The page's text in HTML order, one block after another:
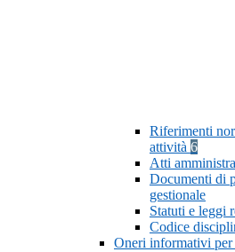
Riferimenti
attività 6
Atti
Documenti di
gestionale
Statuti e leggi
Codice
Oneri informativi per